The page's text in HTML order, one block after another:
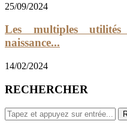
25/09/2024
Les multiples
naissance...
14/02/2024
RECHERCHER